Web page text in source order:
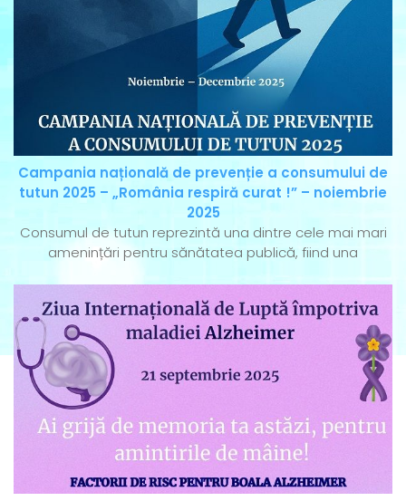
Campania națională de prevenție a consumului de
tutun 2025 – „România respiră curat !” – noiembrie
2025
Consumul de tutun reprezintă una dintre cele mai mari
amenințări pentru sănătatea publică, fiind una